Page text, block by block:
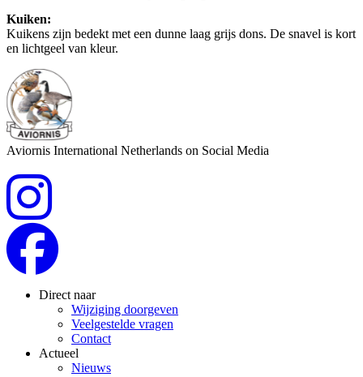
Kuiken:
Kuikens zijn bedekt met een dunne laag grijs dons. De snavel is kort
en lichtgeel van kleur.
Aviornis International Netherlands on Social Media
Direct naar
Wijziging doorgeven
Veelgestelde vragen
Contact
Actueel
Nieuws